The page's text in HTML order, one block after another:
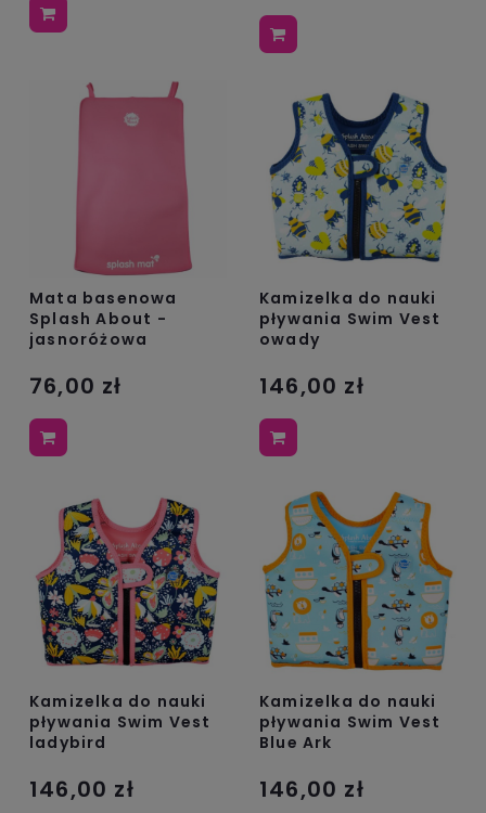
Mata basenowa
Splash About -
jasnoróżowa
76,00 zł
Kamizelka do nauki
pływania Swim Vest
owady
146,00 zł
Kamizelka do nauki
pływania Swim Vest
ladybird
146,00 zł
Kamizelka do nauki
pływania Swim Vest
Blue Ark
146,00 zł